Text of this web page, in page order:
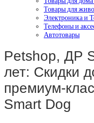
Товары для
Электроника и
Телефоны и
Автотовары
Petshop, ДР
лет: Скидки
премиум-
Smart Dog